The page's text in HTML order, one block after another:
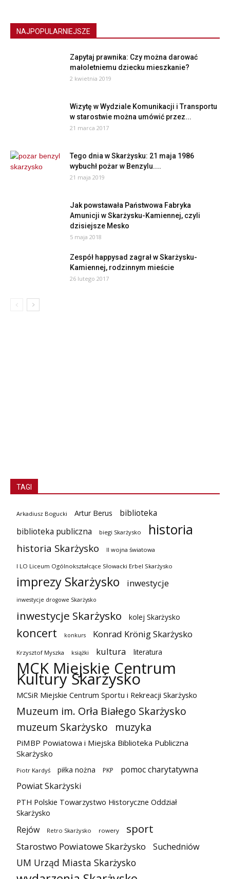
NAJPOPULARNIEJSZE
Zapytaj prawnika: Czy można darować
małoletniemu dziecku mieszkanie?
2 kwietnia 2019
Wizytę w Wydziale Komunikacji i Transportu
w starostwie można umówić przez...
21 marca 2017
Tego dnia w Skarżysku: 21 maja 1986
wybuchł pożar w Benzylu....
21 maja 2019
Jak powstawała Państwowa Fabryka
Amunicji w Skarżysku-Kamiennej, czyli
dzisiejsze Mesko
5 maja 2018
Zespół happysad zagrał w Skarżysku-
Kamiennej, rodzinnym mieście
26 lutego 2017
TAGI
Arkadiusz Bogucki Artur Berus
biblioteka
biblioteka publiczna
biegi Skarżysko historia
historia Skarżysko II wojna światowa
I LO Liceum Ogólnokształcące Słowacki Erbel Skarżysko
imprezy Skarżysko inwestycje
inwestycje drogowe Skarżysko
inwestycje Skarżysko kolej Skarżysko
koncert konkurs Konrad Krönig Skarżysko
Krzysztof Myszka książki kultura literatura
MCK Miejskie Centrum
Kultury Skarżysko
MCSiR Miejskie Centrum Sportu i Rekreacji Skarżysko
Muzeum im. Orła Białego Skarżysko
muzeum Skarżysko
muzyka
PiMBP Powiatowa i Miejska Biblioteka Publiczna
Skarżysko
Piotr Kardyś piłka nożna PKP
pomoc charytatywna
Powiat Skarżyski
PTH Polskie Towarzystwo Historyczne Oddział
Skarżysko
Rejów Retro Skarżysko rowery sport
Starostwo Powiatowe Skarżysko Suchedniów
UM Urząd Miasta Skarżysko